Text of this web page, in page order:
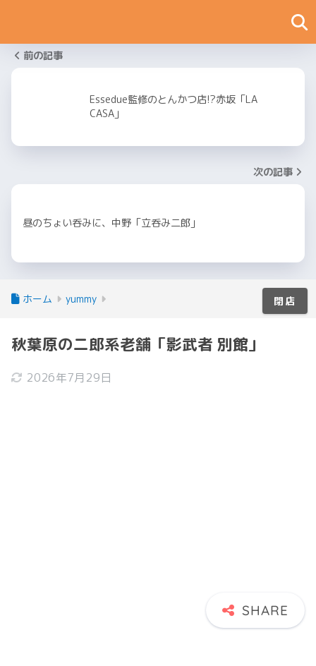
前の記事
Essedue監修のとんかつ店!?赤坂「LA
CASA」
次の記事
昼のちょい呑みに、中野「立呑み二郎」
ホーム yummy
秋葉原の二郎系老舗「影武者 別館」
2026年7月29日